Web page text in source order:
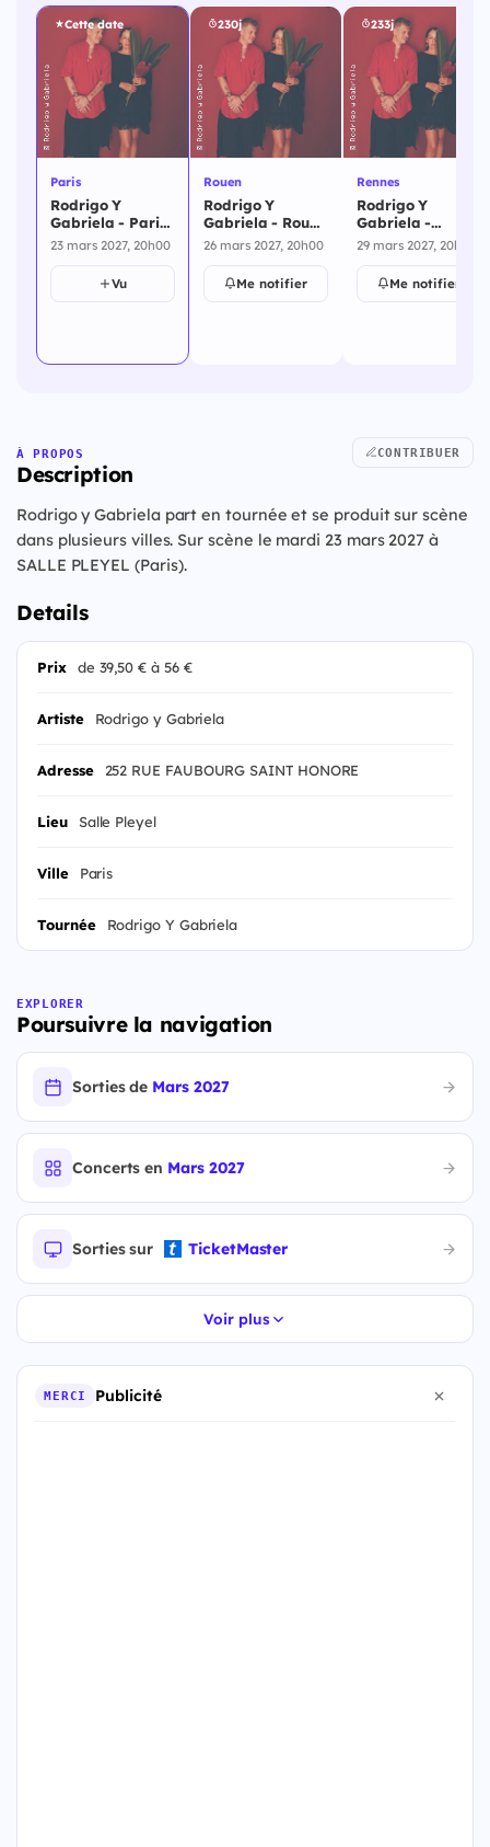
Cette date
Paris
Rodrigo Y
Gabriela - Paris
- 23 mars 2027
23 mars 2027, 20h00
Vu
230j
Rouen
Rodrigo Y
Gabriela - Rouen
- 26 mars 2027
26 mars 2027, 20h00
Me notifier
233j
Rennes
Rodrigo Y
Gabriela -
Rennes - 29 mars
29 mars 2027, 20h00
Me notifier
À PROPOS
Description
CONTRIBUER
Rodrigo y Gabriela part en tournée et se produit sur scène
dans plusieurs villes. Sur scène le mardi 23 mars 2027 à
SALLE PLEYEL (Paris).
Details
Prix de 39,50 € à 56 €
Artiste Rodrigo y Gabriela
Adresse 252 RUE FAUBOURG SAINT HONORE
Lieu Salle Pleyel
Ville Paris
Tournée Rodrigo Y Gabriela
EXPLORER
Poursuivre la navigation
Sorties de Mars 2027
Concerts en Mars 2027
Sorties sur TicketMaster
Voir plus
MERCI Publicité